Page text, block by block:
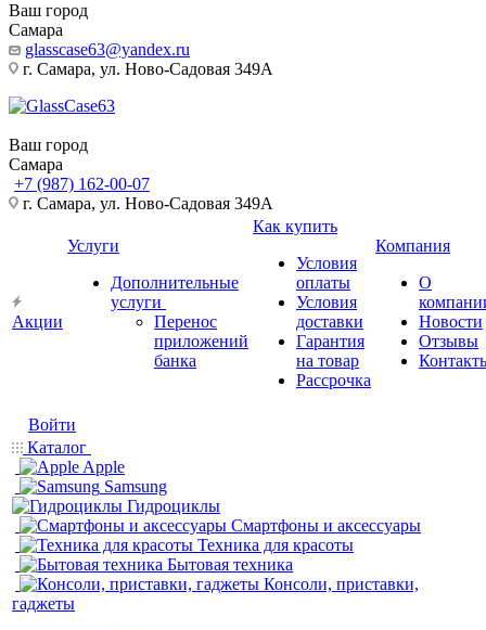
Ваш город
Самара
glasscase63@yandex.ru
г. Самара, ул. Ново-Садовая 349А
Ваш город
Самара
+7 (987) 162-00-07
г. Самара, ул. Ново-Садовая 349А
Акции
Услуги
Дополнительные
услуги
Перенос
приложений
банка
Как купить
Условия
оплаты
Условия
доставки
Гарантия
на товар
Рассрочка
Компания
О
Новости
Отзывы
Войти
Каталог
Apple
Samsung
Гидроциклы
Смартфоны и аксессуары
Техника для красоты
Бытовая техника
Консоли, приставки,
гаджеты